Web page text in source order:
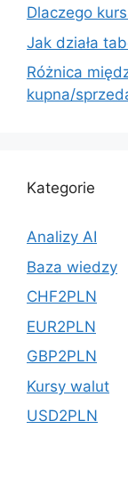
Dlaczego
Jak działa
Różnica
kupna/
Kategorie
Analizy AI
Baza wiedzy
CHF2PLN
EUR2PLN
GBP2PLN
Kursy walut
USD2PLN